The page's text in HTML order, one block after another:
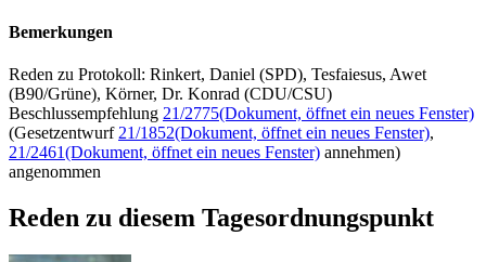
Bemerkungen
Reden zu Protokoll: Rinkert, Daniel (SPD), Tesfaiesus, Awet
(B90/Grüne), Körner, Dr. Konrad (CDU/CSU)
Beschlussempfehlung 21/2775(Dokument, öffnet ein neues Fenster)
(Gesetzentwurf 21/1852(Dokument, öffnet ein neues Fenster),
21/2461(Dokument, öffnet ein neues Fenster) annehmen)
angenommen
Reden zu diesem Tagesordnungspunkt